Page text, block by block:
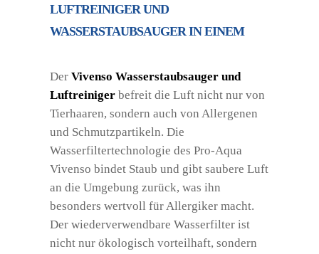
LUFTREINIGER UND
WASSERSTAUBSAUGER IN EINEM
Der Vivenso Wasserstaubsauger und
Luftreiniger befreit die Luft nicht nur von
Tierhaaren, sondern auch von Allergenen
und Schmutzpartikeln. Die
Wasserfiltertechnologie des Pro-Aqua
Vivenso bindet Staub und gibt saubere Luft
an die Umgebung zurück, was ihn
besonders wertvoll für Allergiker macht.
Der wiederverwendbare Wasserfilter ist
nicht nur ökologisch vorteilhaft, sondern